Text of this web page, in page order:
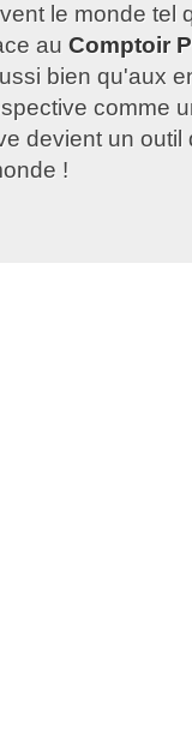
le monde tel
au Comptoir
bien qu'aux
comme
devient un outil
!